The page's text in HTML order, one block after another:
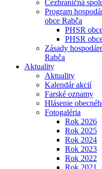
Cezhraničná
Program
obce Rabča
PHSR
PHSR
Zásady
Rabča
Aktuality
Aktuality
Kalendár akcií
Farské oznamy
Hlásenie
Fotogaléria
Rok 2026
Rok 2025
Rok 2024
Rok 2023
Rok 2022
Rok 2021